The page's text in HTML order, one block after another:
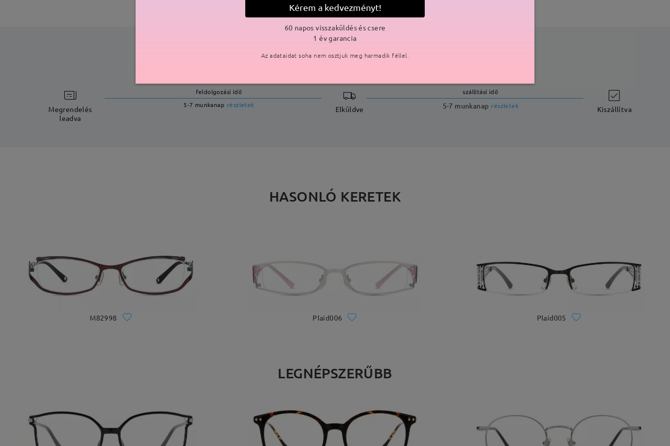
SZÁLLÍTÁS
Megrendelés
leadva
feldolgozási idő
5-7 munkanap részletek Elküldve
szállítási idő
5-7 munkanap részletek Kiszállítva
HASONLÓ KERETEK
M82998 Plaid006 Plaid005
LEGNÉPSZERŰBB
Kérem a kedvezményt!
60 napos visszaküldés és csere
1 év garancia
Az adataidat soha nem osztjuk meg harmadik féllel.